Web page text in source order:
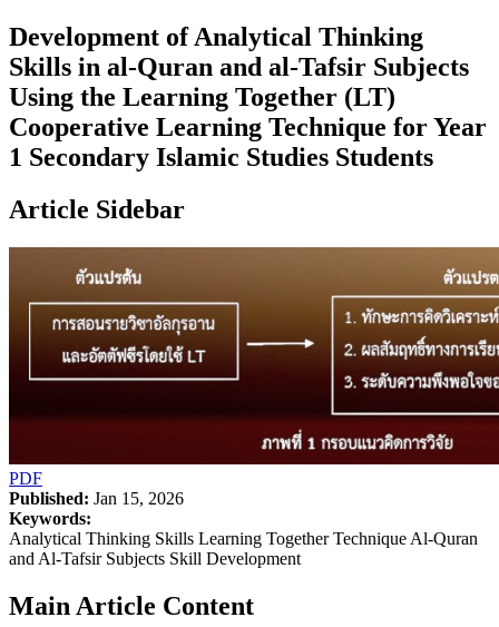
Development of Analytical Thinking
Skills in al-Quran and al-Tafsir Subjects
Using the Learning Together (LT)
Cooperative Learning Technique for Year
1 Secondary Islamic Studies Students
Article Sidebar
PDF
Published: Jan 15, 2026
Keywords:
Analytical Thinking Skills Learning Together Technique Al-Quran
and Al-Tafsir Subjects Skill Development
Main Article Content